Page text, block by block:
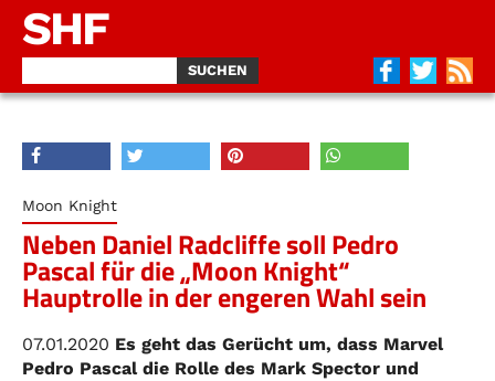
SHF
Moon Knight
Neben Daniel Radcliffe soll Pedro
Pascal für die „Moon Knight“
Hauptrolle in der engeren Wahl sein
07.01.2020 Es geht das Gerücht um, dass Marvel
Pedro Pascal die Rolle des Mark Spector und